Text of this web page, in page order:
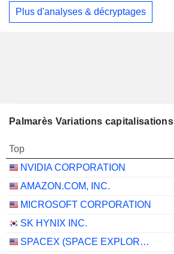
Plus d'analyses & décryptages
Palmarès Variations capitalisations
Top
NVIDIA CORPORATION
AMAZON.COM, INC.
MICROSOFT CORPORATION
SK HYNIX INC.
SPACEX (SPACE EXPLORATION TECHNOLOGIES)